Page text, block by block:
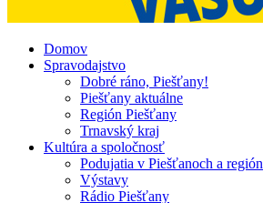
Domov
Spravodajstvo
Dobré ráno, Piešťany!
Piešťany aktuálne
Región Piešťany
Trnavský kraj
Kultúra a spoločnosť
Podujatia v Piešťanoch a región
Výstavy
Rádio Piešťany